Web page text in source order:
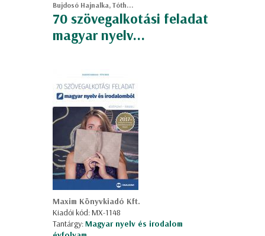
Bujdosó Hajnalka, Tóth...
70 szövegalkotási feladat
magyar nyelv...
Maxim Könyvkiadó Kft.
Kiadói kód: MX-1148
Tantárgy:Magyar nyelv és irodalom